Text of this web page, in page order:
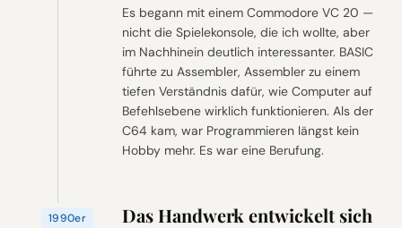
Es begann mit einem Commodore VC 20 —
nicht die Spielekonsole, die ich wollte, aber
im Nachhinein deutlich interessanter. BASIC
führte zu Assembler, Assembler zu einem
tiefen Verständnis dafür, wie Computer auf
Befehlsebene wirklich funktionieren. Als der
C64 kam, war Programmieren längst kein
Hobby mehr. Es war eine Berufung.
1990er Das Handwerk entwickelt sich